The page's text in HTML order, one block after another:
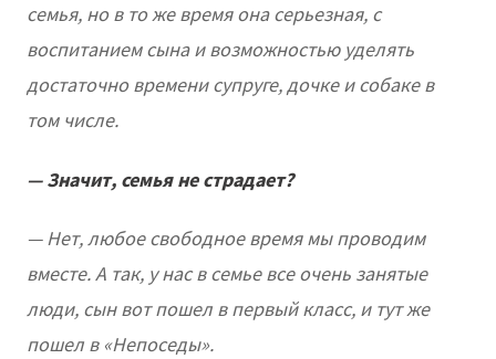
семья, но в то же время она серьезная, с
воспитанием сына и возможностью уделять
достаточно времени супруге, дочке и собаке в
том числе.
— Значит, семья не страдает?
— Нет, любое свободное время мы проводим
вместе. А так, у нас в семье все очень занятые
люди, сын вот пошел в первый класс, и тут же
пошел в «Непоседы».